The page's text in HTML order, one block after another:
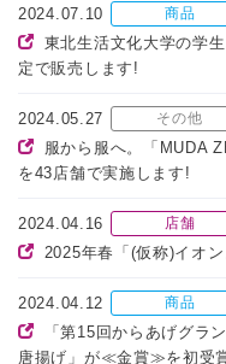
2024.07.10 商品
東北生活文化大学の学
定で販売します!
2024.05.27 その他
服から服へ。「MUDA
を43店舗で実施します!
2024.04.16 店舗
2025年春「(仮称)イオ
2024.04.12 商品
「第15回からあげグラ
唐揚げ」が≪金賞≫を初受